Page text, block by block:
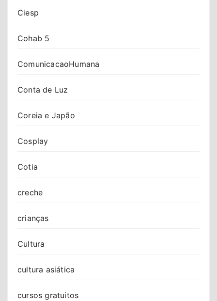
Ciesp
Cohab 5
ComunicacaoHumana
Conta de Luz
Coreia e Japão
Cosplay
Cotia
creche
crianças
Cultura
cultura asiática
cursos gratuitos